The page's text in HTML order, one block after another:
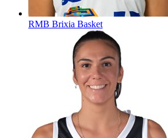
RMB Brixia Basket